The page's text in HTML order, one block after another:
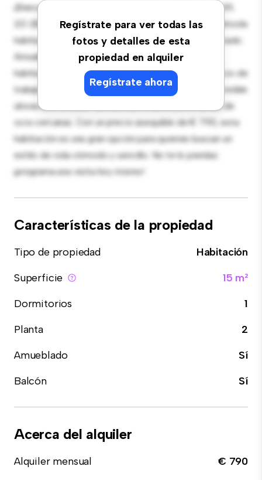
Regístrate para ver todas las
fotos y detalles de esta
propiedad en alquiler
Regístrate ahora
¡Bienvenido a tu nueva estancia en Calle de Bailén, 39,
2D 28005 MADRID, La Latina, Madrid Río! Esta cómoda
habitación ofrece un espacio de vida pacífico y privado.
Amueblada con lo esencial para tu disfrute, esta
habitación proporciona una cama cómoda, un espacio de
trabajo y soluciones de almacenamiento. Con su increíble
ubicación, tendrás fácil acceso a servicios y zonas de
ocio cercanas. Con un precio asequible de € 790, esta
habitación es una gran opción para quienes buscan un
estilo de vida cómodo y sencillo. No te lo pierdas:
¡programa una visita hoy mismo!
Características de la propiedad
Tipo de propiedad
Habitación
Superficie
15 m²
Dormitorios
1
Planta
2
Amueblado
Sí
Balcón
Sí
Acerca del alquiler
Alquiler mensual
€ 790